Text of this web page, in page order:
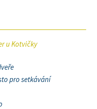
u Kotvičky
pro setkávání